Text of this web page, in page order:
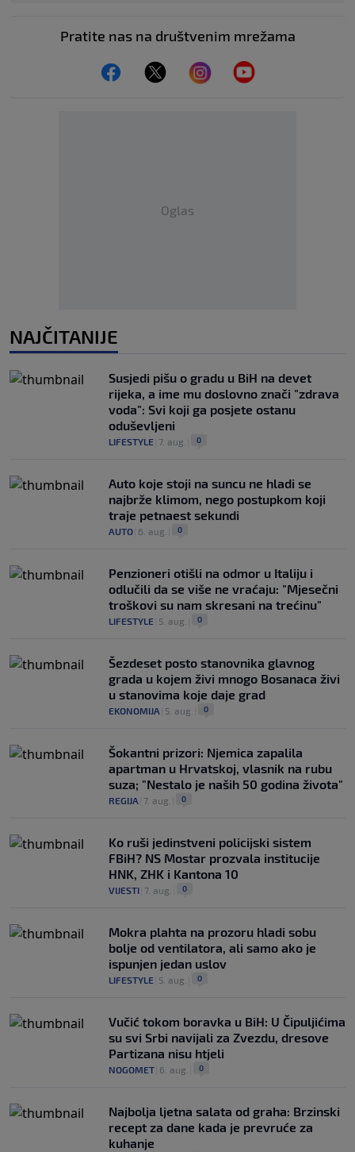
Pratite nas na društvenim mrežama
Oglas
NAJČITANIJE
Susjedi pišu o gradu u BiH na devet
rijeka, a ime mu doslovno znači "zdrava
voda": Svi koji ga posjete ostanu
oduševljeni
LIFESTYLE 7. aug. 0
Auto koje stoji na suncu ne hladi se
najbrže klimom, nego postupkom koji
traje petnaest sekundi
AUTO 6. aug. 0
Penzioneri otišli na odmor u Italiju i
odlučili da se više ne vraćaju: "Mjesečni
troškovi su nam skresani na trećinu"
LIFESTYLE 5. aug. 0
Šezdeset posto stanovnika glavnog
grada u kojem živi mnogo Bosanaca živi
u stanovima koje daje grad
EKONOMIJA 5. aug. 0
Šokantni prizori: Njemica zapalila
apartman u Hrvatskoj, vlasnik na rubu
suza; "Nestalo je naših 50 godina života"
REGIJA 7. aug. 0
Ko ruši jedinstveni policijski sistem
FBiH? NS Mostar prozvala institucije
HNK, ZHK i Kantona 10
VIJESTI 7. aug. 0
Mokra plahta na prozoru hladi sobu
bolje od ventilatora, ali samo ako je
ispunjen jedan uslov
LIFESTYLE 5. aug. 0
Vučić tokom boravka u BiH: U Čipuljićima
su svi Srbi navijali za Zvezdu, dresove
Partizana nisu htjeli
NOGOMET 6. aug. 0
Najbolja ljetna salata od graha: Brzinski
recept za dane kada je prevruće za
kuhanje